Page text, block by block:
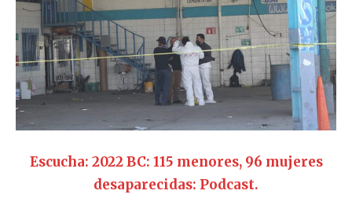
Escucha: 2022 BC: 115 menores, 96 mujeres
desaparecidas: Podcast.